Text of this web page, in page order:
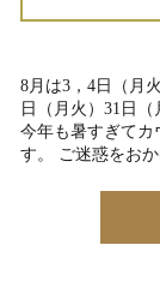
8月は3，4日（
日（月火）31日
今年も暑すぎてカ
す。 ご迷惑をお